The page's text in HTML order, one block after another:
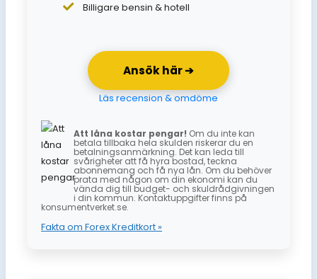
Billigare bensin & hotell
Ansök här ➔
Läs recension & omdöme
Att låna kostar pengar! Om du inte kan
betala tillbaka hela skulden riskerar du en
betalningsanmärkning. Det kan leda till
svårigheter att få hyra bostad, teckna
abonnemang och få nya lån. Om du behöver
prata med någon om din ekonomi kan du
vända dig till budget- och skuldrådgivningen
i din kommun. Kontaktuppgifter finns på
konsumentverket.se.
Fakta om Forex Kreditkort »